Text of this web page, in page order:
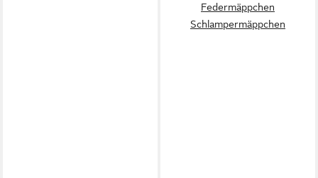
Federmäppchen
Schlampermäppchen